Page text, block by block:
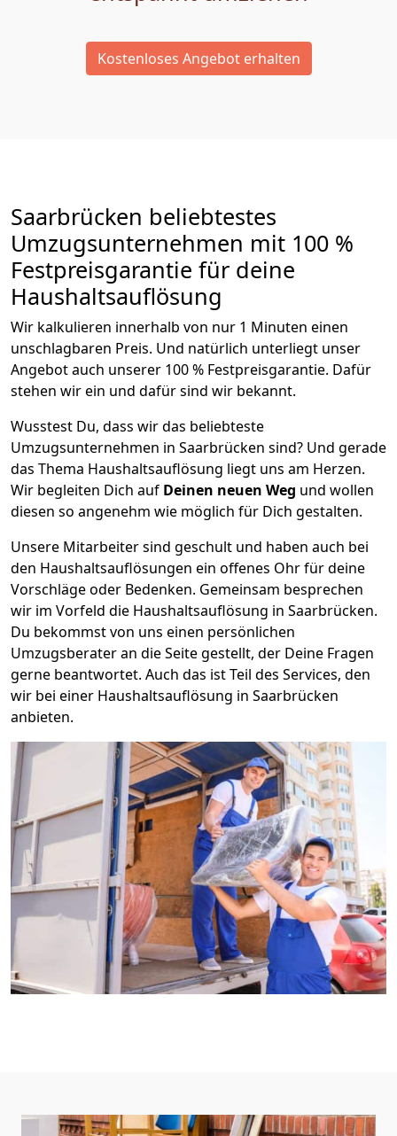
Kostenloses Angebot erhalten
Saarbrücken beliebtestes
Umzugsunternehmen mit 100 %
Festpreisgarantie für deine
Haushaltsauflösung
Wir kalkulieren innerhalb von nur 1 Minuten einen
unschlagbaren Preis. Und natürlich unterliegt unser
Angebot auch unserer 100 % Festpreisgarantie. Dafür
stehen wir ein und dafür sind wir bekannt.
Wusstest Du, dass wir das beliebteste
Umzugsunternehmen in Saarbrücken sind? Und gerade
das Thema Haushaltsauflösung liegt uns am Herzen.
Wir begleiten Dich auf Deinen neuen Weg und wollen
diesen so angenehm wie möglich für Dich gestalten.
Unsere Mitarbeiter sind geschult und haben auch bei
den Haushaltsauflösungen ein offenes Ohr für deine
Vorschläge oder Bedenken. Gemeinsam besprechen
wir im Vorfeld die Haushaltsauflösung in Saarbrücken.
Du bekommst von uns einen persönlichen
Umzugsberater an die Seite gestellt, der Deine Fragen
gerne beantwortet. Auch das ist Teil des Services, den
wir bei einer Haushaltsauflösung in Saarbrücken
anbieten.